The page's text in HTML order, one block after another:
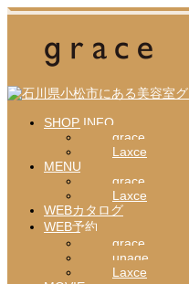
SHOP INFO
grace
Laxce
MENU
grace
Laxce
WEBカタログ
WEB予約
grace
unage
Laxce